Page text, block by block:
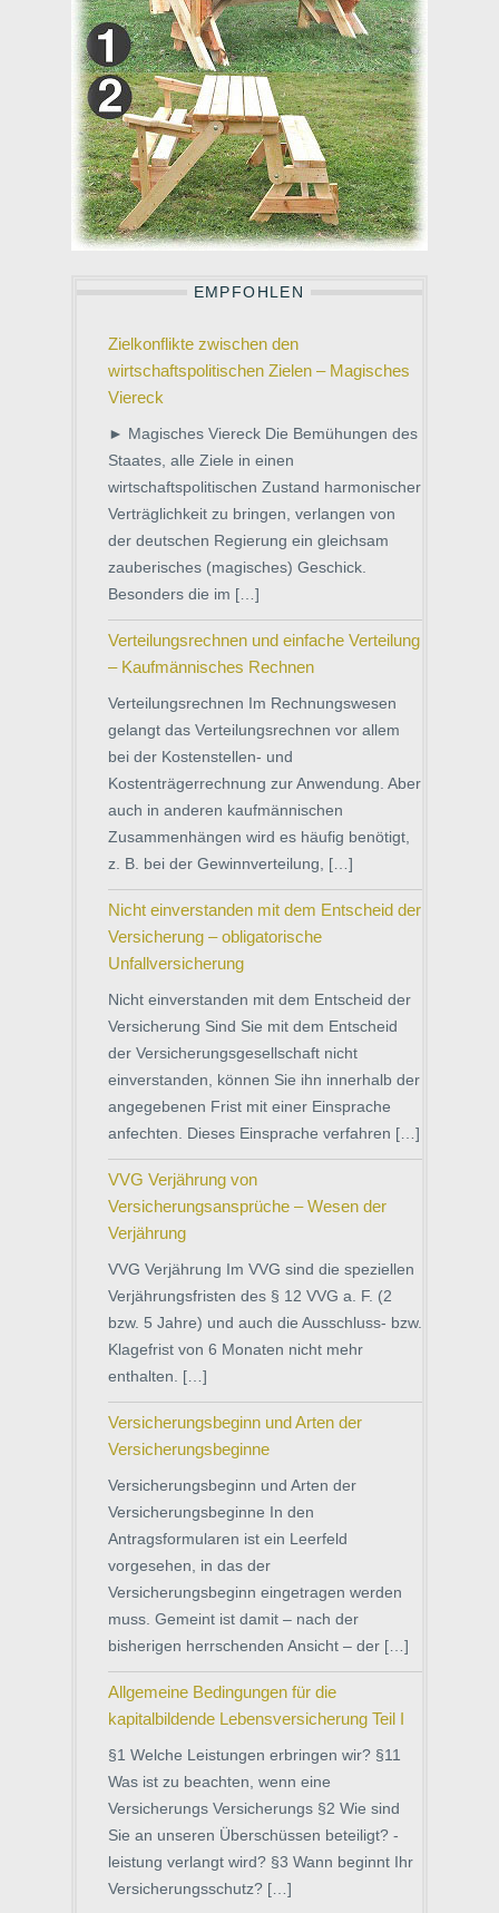
EMPFOHLEN
Zielkonflikte zwischen den
wirtschaftspolitischen Zielen – Magisches
Viereck
► Magisches Viereck Die Bemühungen des
Staates, alle Ziele in einen
wirtschaftspolitischen Zustand harmonischer
Verträglichkeit zu bringen, verlangen von
der deutschen Regierung ein gleichsam
zauberisches (magisches) Geschick.
Besonders die im […]
Verteilungsrechnen und einfache Verteilung
– Kaufmännisches Rechnen
Verteilungsrechnen Im Rechnungswesen
gelangt das Verteilungsrechnen vor allem
bei der Kostenstellen- und
Kostenträgerrechnung zur Anwendung. Aber
auch in anderen kaufmännischen
Zusammenhängen wird es häufig benötigt,
z. B. bei der Gewinnverteilung, […]
Nicht einverstanden mit dem Entscheid der
Versicherung – obligatorische
Unfallversicherung
Nicht einverstanden mit dem Entscheid der
Versicherung Sind Sie mit dem Entscheid
der Versicherungsgesellschaft nicht
einverstanden, können Sie ihn innerhalb der
angegebenen Frist mit einer Einsprache
anfechten. Dieses Einsprache verfahren […]
VVG Verjährung von
Versicherungsansprüche – Wesen der
Verjährung
VVG Verjährung Im VVG sind die speziellen
Verjährungsfristen des § 12 VVG a. F. (2
bzw. 5 Jahre) und auch die Ausschluss- bzw.
Klagefrist von 6 Monaten nicht mehr
enthalten. […]
Versicherungsbeginn und Arten der
Versicherungsbeginne
Versicherungsbeginn und Arten der
Versicherungsbeginne In den
Antragsformularen ist ein Leerfeld
vorgesehen, in das der
Versicherungsbeginn eingetragen werden
muss. Gemeint ist damit – nach der
bisherigen herrschenden Ansicht – der […]
Allgemeine Bedingungen für die
kapitalbildende Lebensversicherung Teil I
§1 Welche Leistungen erbringen wir? §11
Was ist zu beachten, wenn eine
Versicherungs Versicherungs­ §2 Wie sind
Sie an unseren Überschüssen beteiligt? -
leistung verlangt wird? §3 Wann beginnt Ihr
Versicherungsschutz? […]